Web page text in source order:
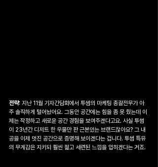
전략: 지난 11월 기자간담회에서 투썸의 마케팅 총괄전무가 아
주 솔직하게 털어놨어요. 그동안 공간에는 힘을 좀 못 줬는데 이
제는 작정하고 새로운 공간 경험을 보여주겠다고요. 사실 투썸
이 23년간 디저트 한 우물만 판 근본있는 브랜드잖아요? 그 내
공을 이제 멋진 공간으로 증명해 보이겠다는 겁니다. 투썸 특유
의 무게감은 지키되 훨씬 젊고 세련된 느낌을 입히겠다는 거죠.